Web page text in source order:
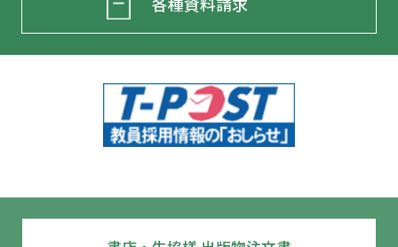
第３節 学習指導要領の位置づけと変遷
を実現するための教育方法とＩＣＴ活用
第５節 授業のユニバーサルデザイン
する？